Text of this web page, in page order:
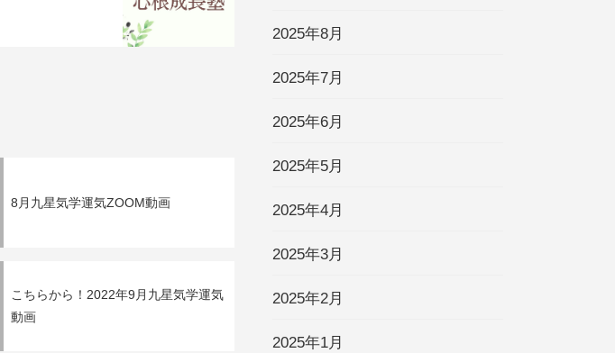
8月九星気学運気ZOOM動画
こちらから！2022年9月九星気学運気
動画
2025年8月
2025年7月
2025年6月
2025年5月
2025年4月
2025年3月
2025年2月
2025年1月